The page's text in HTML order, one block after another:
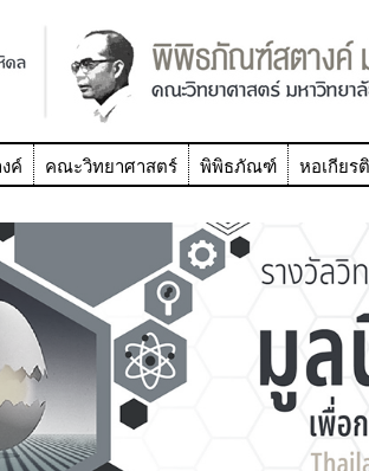
ค์ คณะวิทยาศาสตร์ พิพิธภัณฑ์ หอเกียร